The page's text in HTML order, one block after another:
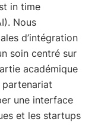
in time
Nous
d’intégration
soin centré sur
académique
partenariat
une interface
et les startups